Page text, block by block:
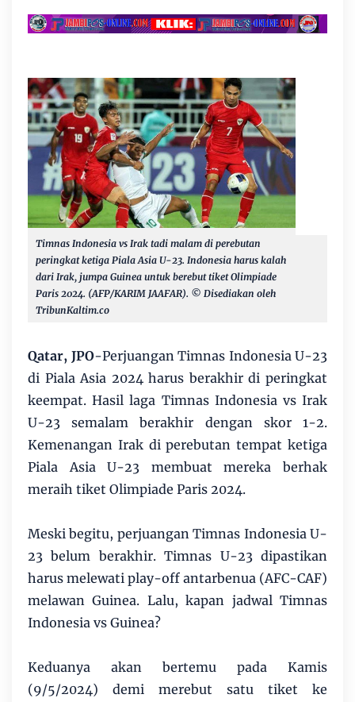
Timnas Indonesia vs Irak tadi malam di perebutan
peringkat ketiga Piala Asia U-23. Indonesia harus kalah
dari Irak, jumpa Guinea untuk berebut tiket Olimpiade
Paris 2024. (AFP/KARIM JAAFAR). © Disediakan oleh
TribunKaltim.co
Qatar, JPO-Perjuangan Timnas Indonesia U-23
di Piala Asia 2024 harus berakhir di peringkat
keempat. Hasil laga Timnas Indonesia vs Irak
U-23 semalam berakhir dengan skor 1-2.
Kemenangan Irak di perebutan tempat ketiga
Piala Asia U-23 membuat mereka berhak
meraih tiket Olimpiade Paris 2024.
Meski begitu, perjuangan Timnas Indonesia U-
23 belum berakhir. Timnas U-23 dipastikan
harus melewati play-off antarbenua (AFC-CAF)
melawan Guinea. Lalu, kapan jadwal Timnas
Indonesia vs Guinea?
Keduanya akan bertemu pada Kamis
(9/5/2024) demi merebut satu tiket ke